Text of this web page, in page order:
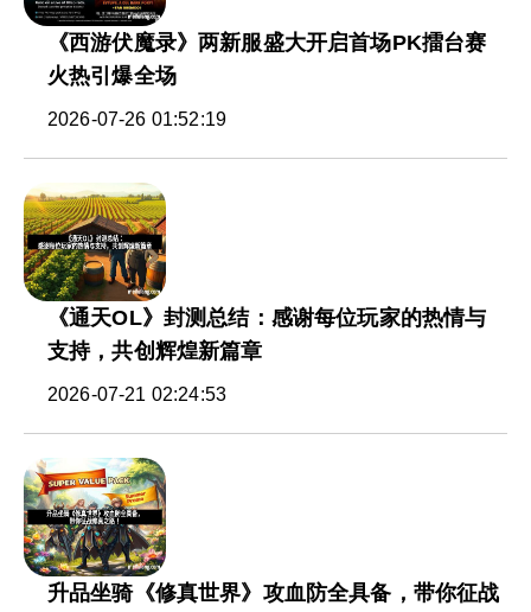
《西游伏魔录》两新服盛大开启首场PK擂台赛
火热引爆全场
2026-07-26 01:52:19
《通天OL》封测总结：感谢每位玩家的热情与
支持，共创辉煌新篇章
2026-07-21 02:24:53
升品坐骑《修真世界》攻血防全具备，带你征战